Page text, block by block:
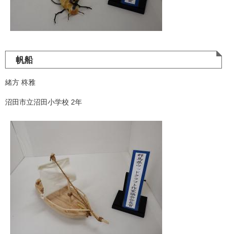
帆船
緒方 柊雅
沼田市立沼田小学校 2年